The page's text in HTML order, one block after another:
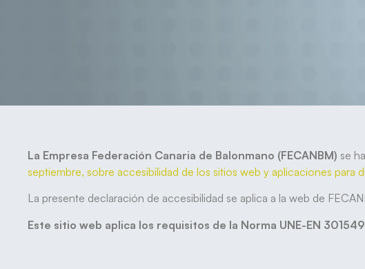
La Empresa Federación Canaria de Balonmano (FECANBM) se
septiembre, sobre accesibilidad de los sitios web y aplicaciones para
La presente declaración de accesibilidad se aplica a la web de
Este sitio web aplica los requisitos de la Norma UNE-EN